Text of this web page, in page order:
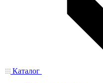
Каталог